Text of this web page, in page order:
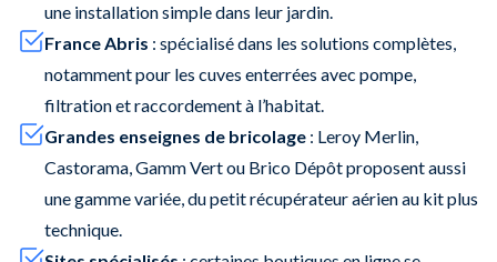
une installation simple dans leur jardin.
France Abris : spécialisé dans les solutions complètes,
notamment pour les cuves enterrées avec pompe,
filtration et raccordement à l’habitat.
Grandes enseignes de bricolage : Leroy Merlin,
Castorama, Gamm Vert ou Brico Dépôt proposent aussi
une gamme variée, du petit récupérateur aérien au kit plus
technique.